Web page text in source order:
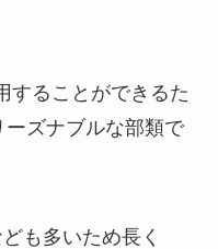
することができるた
ズナブルな部類で
も多いため長く